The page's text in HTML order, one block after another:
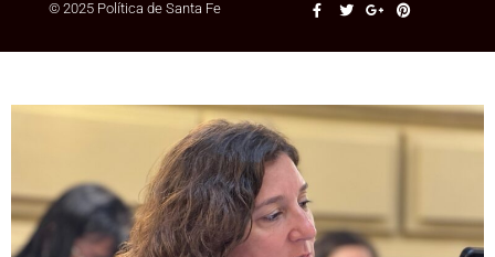
© 2025 Política de Santa Fe